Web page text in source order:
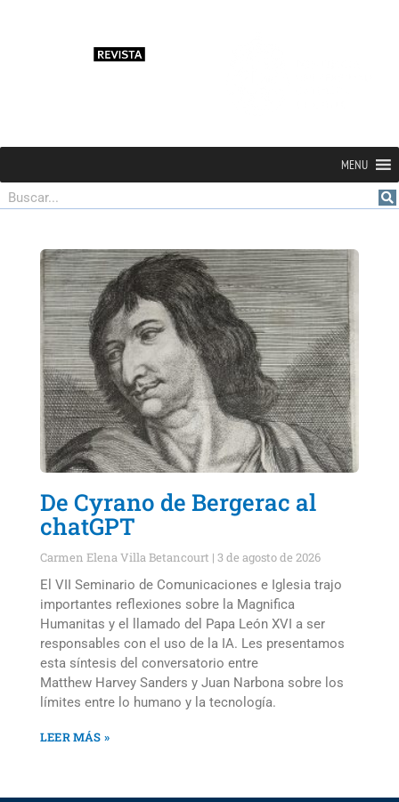
MENU
Buscar
De Cyrano de Bergerac al
chatGPT
Carmen Elena Villa Betancourt 3 de agosto de 2026
El VII Seminario de Comunicaciones e Iglesia trajo
importantes reflexiones sobre la Magnifica
Humanitas y el llamado del Papa León XVI a ser
responsables con el uso de la IA. Les presentamos
esta síntesis del conversatorio entre
Matthew Harvey Sanders y Juan Narbona sobre los
límites entre lo humano y la tecnología.
LEER MÁS »